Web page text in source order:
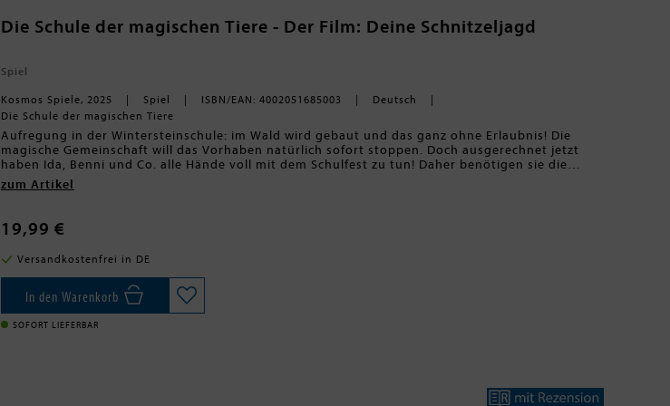
Die Schule der magischen Tiere - Der Film: Deine Schnitzeljagd
Spiel
Kosmos Spiele, 2025 Spiel ISBN/EAN: 4002051685003
Deutsch
Die Schule der magischen Tiere
Aufregung in der Wintersteinschule: im Wald wird gebaut und das ganz ohne Erlaubnis! Die
magische Gemeinschaft will das Vorhaben natürlich sofort stoppen. Doch ausgerechnet jetzt
haben Ida, Benni und Co. alle Hände voll mit dem Schulfest zu tun! Daher benötigen sie die
Unterstützung von zwei bis acht Spielerinnen und Spieler ab acht Jahren. Ein Spielleiter oder
eine Spielleiterin versteckt Hinweise in der Wohnung oder im Freien. Dann startet der
abwechslungsreichen Rätseln. Wenig Vorbereitungsaufwand für Eltern - großer Spaß für Fans
der Kinoerfolge "Die Schule der magischen Tiere - Der Film".
zum Artikel
19,99 €
Versandkostenfrei in DE
In den Warenkorb
SOFORT LIEFERBAR